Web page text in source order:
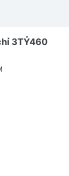
3TỶ460